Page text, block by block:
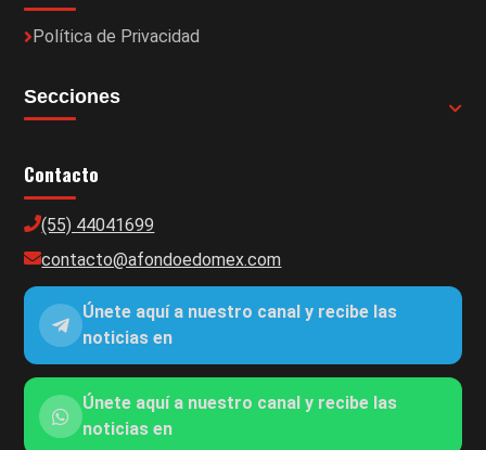
Política de Privacidad
Secciones
Contacto
(55) 44041699
contacto@afondoedomex.com
Únete aquí a nuestro canal y recibe las
noticias en
Únete aquí a nuestro canal y recibe las
noticias en